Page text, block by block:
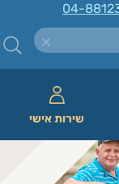
04-
שירות אישי